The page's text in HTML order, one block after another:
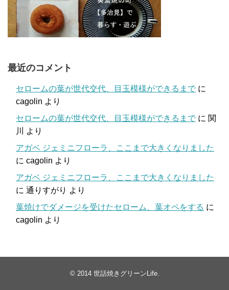
最近のコメント
セロームの葉が世代交代、目玉模様ができるまで に
cagolin より
セロームの葉が世代交代、目玉模様ができるまで に 関
川
より
アガベ ジェミニフローラ、ここまで大きくなりました
に cagolin より
アガベ ジェミニフローラ、ここまで大きくなりました
に 通りすがり より
葉焼けでダメージを受けたセローム、葉オペをする に
cagolin より
© 2014 世話焼きグリーンLife.